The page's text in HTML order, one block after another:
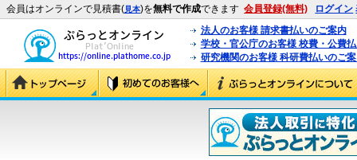
会員はオンラインで見積書(見本)を無料で作成できます 会員登録(無料) ログイン
法人のお客様 請求書払いのご案内
学校・官公庁のお客様 校費・公費
研究機関のお客様 科研費払いのご